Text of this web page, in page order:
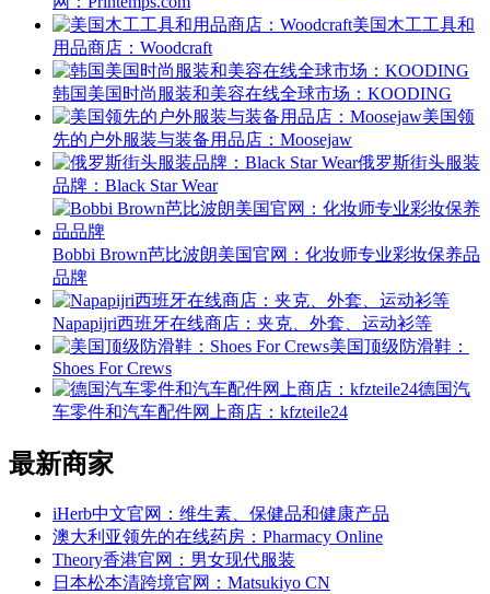
美国木工工具和
用品商店：Woodcraft
韩国美国时尚服装和美容在线全球市场：KOODING
美国领
先的户外服装与装备用品店：Moosejaw
俄罗斯街头服装
品牌：Black Star Wear
Bobbi Brown芭比波朗美国官网：化妆师专业彩妆保养品
品牌
Napapijri西班牙在线商店：夹克、外套、运动衫等
美国顶级防滑鞋：
Shoes For Crews
德国汽
车零件和汽车配件网上商店：kfzteile24
最新商家
iHerb中文官网：维生素、保健品和健康产品
澳大利亚领先的在线药房：Pharmacy Online
Theory香港官网：男女现代服装
日本松本清跨境官网：Matsukiyo CN